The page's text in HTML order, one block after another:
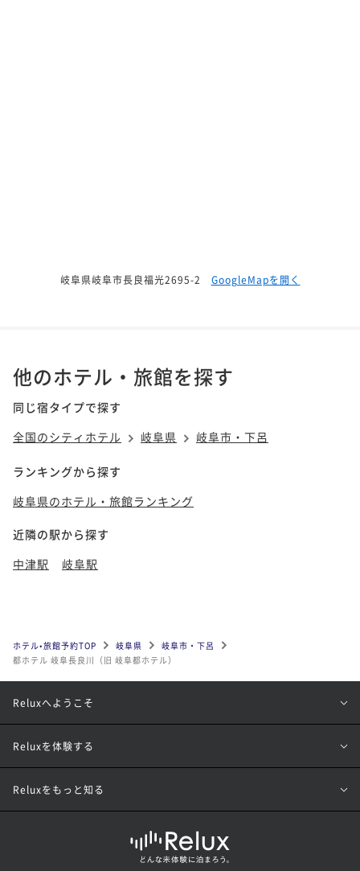
岐阜県岐阜市長良福光2695-2 GoogleMapを開く
他のホテル・旅館を探す
同じ宿タイプで探す
全国のシティホテル
岐阜県 岐阜市・下呂
ランキングから探す
岐阜県のホテル・旅館ランキング
近隣の駅から探す
中津駅
岐阜駅
ホテル•旅館予約TOP 岐阜県
岐阜市・下呂
都ホテル 岐阜長良川（旧 岐阜都ホテル）
Reluxへようこそ
Reluxを体験する
Reluxをもっと知る